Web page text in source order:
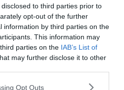
to third parties prior to
opt-out of the further
information by third parties on the
This information may
parties on the IAB’s List of
may further disclose it to other
app uses one or more Google
Opt Outs